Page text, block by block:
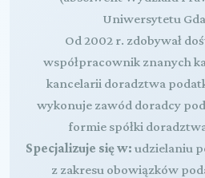
Uniwersytetu
Od 2002 r. zdobywał
współpracownik znanych
kancelarii doradztwa
wykonuje zawód doradcy
formie spółki
Specjalizuje się w: udzielaniu
z zakresu obowiązków